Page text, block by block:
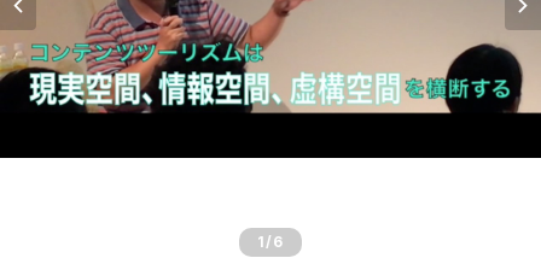
1 /6